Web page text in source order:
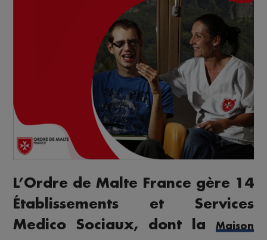
L’Ordre de Malte France gère 14
Établissements et Services
Medico Sociaux, dont la
Maison